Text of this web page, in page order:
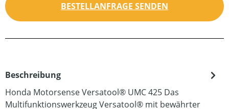
BESTELLANFRAGE SENDEN
Beschreibung
Honda Motorsense Versatool® UMC 425 Das
Multifunktionswerkzeug Versatool® mit bewährter